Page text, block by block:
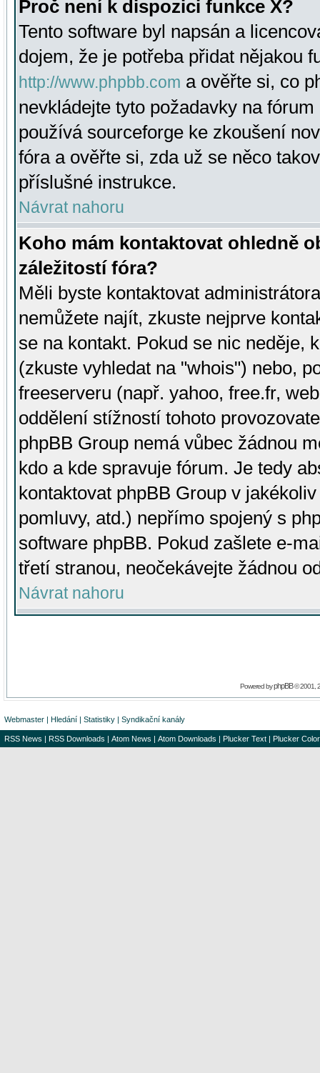
Proč není k dispozici funkce X?
Tento software byl napsán a
dojem, že je potřeba přidat nějakou
http://www.phpbb.com a ověřte si, co
nevkládejte tyto požadavky na
používá sourceforge ke zkoušení
fóra a ověřte si, zda už se něco
příslušné instrukce.
Návrat nahoru
Koho mám kontaktovat ohledně
záležitostí fóra?
Měli byste kontaktovat
nemůžete najít, zkuste nejprve
se na kontakt. Pokud se nic neděje,
(zkuste vyhledat na "whois") nebo,
freeserveru (např. yahoo, free.fr,
oddělení stížností tohoto
phpBB Group nemá vůbec žádnou
kdo a kde spravuje fórum. Je tedy
kontaktovat phpBB Group v
pomluvy, atd.) nepřímo spojený s
software phpBB. Pokud zašlete e-
třetí stranou, neočekávejte žádnou
Návrat nahoru
Powered byphpBB© 2001,
Webmaster | Hledání | Statistiky | Syndikační kanály
RSS News | RSS Downloads | Atom News | Atom Downloads | Plucker Text | Plucker Color